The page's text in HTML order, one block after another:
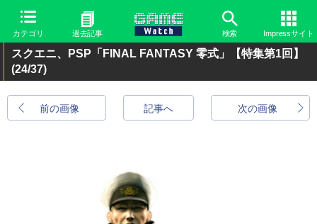
カテゴリ 過去記事 検索 Impressサイト
スクエニ、PSP「FINAL FANTASY 零式」【特集第1回】
(24/37)
前の画像 次の画像
記事へ